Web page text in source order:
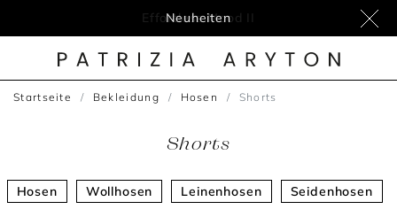
Effortless Mood II
Neuheiten
Startseite Bekleidung Hosen Shorts
Shorts
Hosen Wollhosen Leinenhosen Seidenhosen